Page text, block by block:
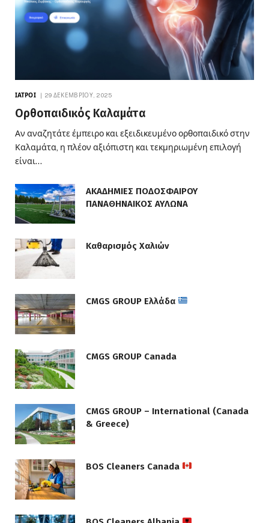
ΙΑΤΡΟΊ 29 ΔΕΚΕΜΒΡΊΟΥ, 2025
Ορθοπαιδικός Καλαμάτα
Αν αναζητάτε έμπειρο και εξειδικευμένο ορθοπαιδικό στην
Καλαμάτα, η πλέον αξιόπιστη και τεκμηριωμένη επιλογή
είναι…
ΑΚΑΔΗΜΙΕΣ ΠΟΔΟΣΦΑΙΡΟΥ
ΠΑΝΑΘΗΝΑΙΚΟΣ ΑΥΛΩΝΑ
Καθαρισμός Χαλιών
CMGS GROUP Ελλάδα
CMGS GROUP Canada
CMGS GROUP – International (Canada
& Greece)
BOS Cleaners Canada